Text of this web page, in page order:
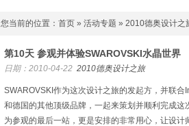
您当前的位置： 首页 » 活动专题 » 2010德奥设计之
第10天 参观并体验SWAROVSKI水晶世界
日期：2010-04-22 2010德奥设计之旅
SWAROVSKI作为这次设计之旅的发起方，并联
和德国的其他顶级品牌，一起来策划并顺利完成这
为参观的最后一站，更是安排的非常用心，让设计